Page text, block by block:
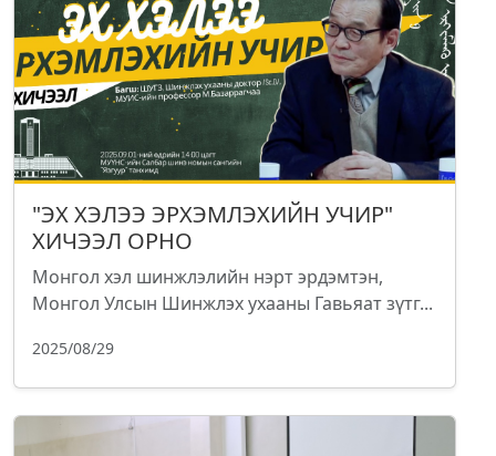
"ЭХ ХЭЛЭЭ ЭРХЭМЛЭХИЙН УЧИР"
ХИЧЭЭЛ ОРНО
Монгол хэл шинжлэлийн нэрт эрдэмтэн,
Монгол Улсын Шинжлэх ухааны Гавьяат зүтг...
2025/08/29